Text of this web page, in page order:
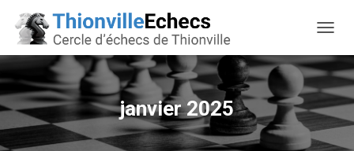
janvier 2025